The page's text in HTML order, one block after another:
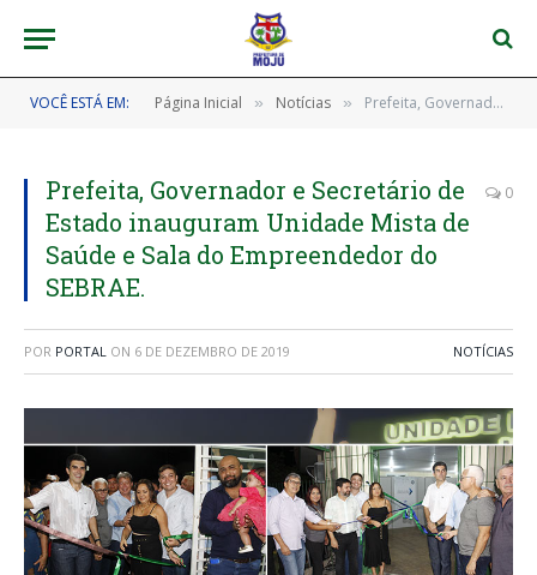
VOCÊ ESTÁ EM: Página Inicial » Notícias » Prefeita, Governador e Secretário de Estado inauguram Unidade Mista de Saúde e Sala do Empreendedor do SEBRAE.
Prefeita, Governador e Secretário de
Estado inauguram Unidade Mista de
Saúde e Sala do Empreendedor do
SEBRAE.
0
POR PORTAL ON 6 DE DEZEMBRO DE 2019 NOTÍCIAS